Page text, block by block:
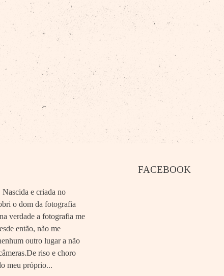
Nascida e criada no
o dom da fotografia
verdade a fotografia me
então, não me
outro lugar a não
riso e choro
meu próprio...
FACEBOOK